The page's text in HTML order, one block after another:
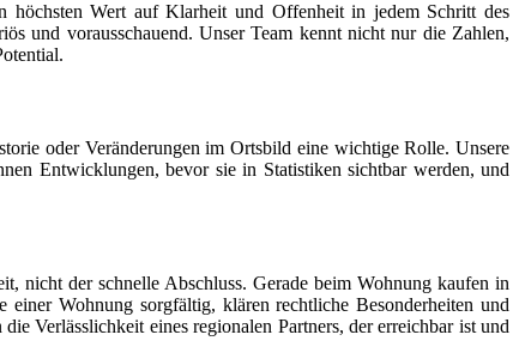
höchsten Wert auf Klarheit und Offenheit in jedem Schritt des
und vorausschauend. Unser Team kennt nicht nur die Zahlen,
oder Veränderungen im Ortsbild eine wichtige Rolle. Unsere
Entwicklungen, bevor sie in Statistiken sichtbar werden, und
nicht der schnelle Abschluss. Gerade beim Wohnung kaufen in
Wohnung sorgfältig, klären rechtliche Besonderheiten und
Verlässlichkeit eines regionalen Partners, der erreichbar ist und